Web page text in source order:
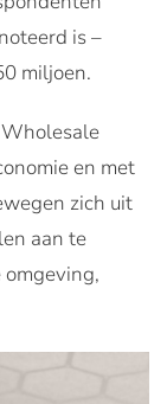
is –
miljoen.
en met
zich uit
aan te